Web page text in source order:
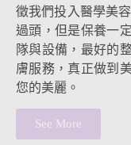
徵我們投入醫學美
過頭，但是保養一
隊與設備，最好的
膚服務，真正做到
您的美麗。
See More